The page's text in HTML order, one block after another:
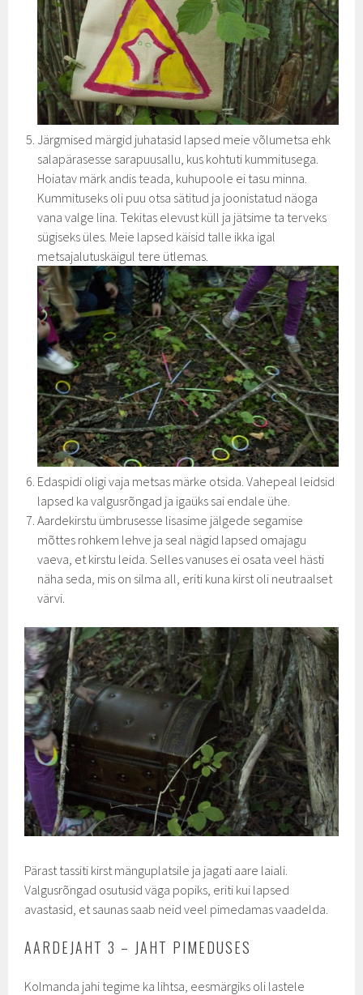
Järgmised märgid juhatasid lapsed meie võlumetsa ehk
salapärasesse sarapuusallu, kus kohtuti kummitusega.
Hoiatav märk andis teada, kuhupoole ei tasu minna.
Kummituseks oli puu otsa sätitud ja joonistatud näoga
vana valge lina. Tekitas elevust küll ja jätsime ta terveks
sügiseks üles. Meie lapsed käisid talle ikka igal
metsajalutuskäigul tere ütlemas.
Edaspidi oligi vaja metsas märke otsida. Vahepeal leidsid
lapsed ka valgusrõngad ja igaüks sai endale ühe.
Aardekirstu ümbrusesse lisasime jälgede segamise
mõttes rohkem lehve ja seal nägid lapsed omajagu
vaeva, et kirstu leida. Selles vanuses ei osata veel hästi
näha seda, mis on silma all, eriti kuna kirst oli neutraalset
värvi.
Pärast tassiti kirst mänguplatsile ja jagati aare laiali.
Valgusrõngad osutusid väga popiks, eriti kui lapsed
avastasid, et saunas saab neid veel pimedamas vaadelda.
AARDEJAHT 3 – JAHT PIMEDUSES
Kolmanda jahi tegime ka lihtsa, eesmärgiks oli lastele